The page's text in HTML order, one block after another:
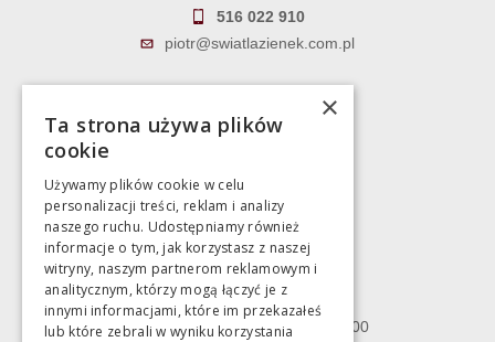
516 022 910
piotr@swiatlazienek.com.pl
783 043 083
Magazyn
Bartycka 24/26 Hala 100
00-716 Warszawa
poniedziałek - piątek 10:00 - 18:00
×
Ta strona używa plików
cookie
Używamy plików cookie w celu
personalizacji treści, reklam i analizy
naszego ruchu. Udostępniamy również
informacje o tym, jak korzystasz z naszej
witryny, naszym partnerom reklamowym i
analitycznym, którzy mogą łączyć je z
innymi informacjami, które im przekazałeś
lub które zebrali w wyniku korzystania